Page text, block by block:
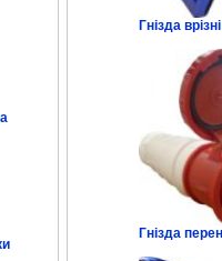
Гнізда врізні
Гнізда